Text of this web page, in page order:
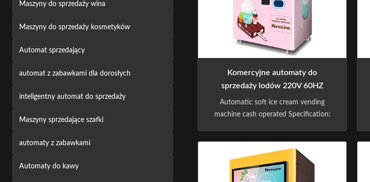
Maszyny do sprzedaży wina
Maszyny do sprzedaży kosmetyków
Automat sprzedający
automat z zabawkami dla dorosłych
inteligentny automat do sprzedaży
Maszyny sprzedające szafki
automaty z zabawkami
Automaty do kawy
Komercyjne automaty do
sprzedaży lodów 220V 60HZ
Automatic soft ice cream vending
machine cash operated Specification:
Payment System: Online Payment
System And Card Payment System, Nfc
Payment. Software System Customize: